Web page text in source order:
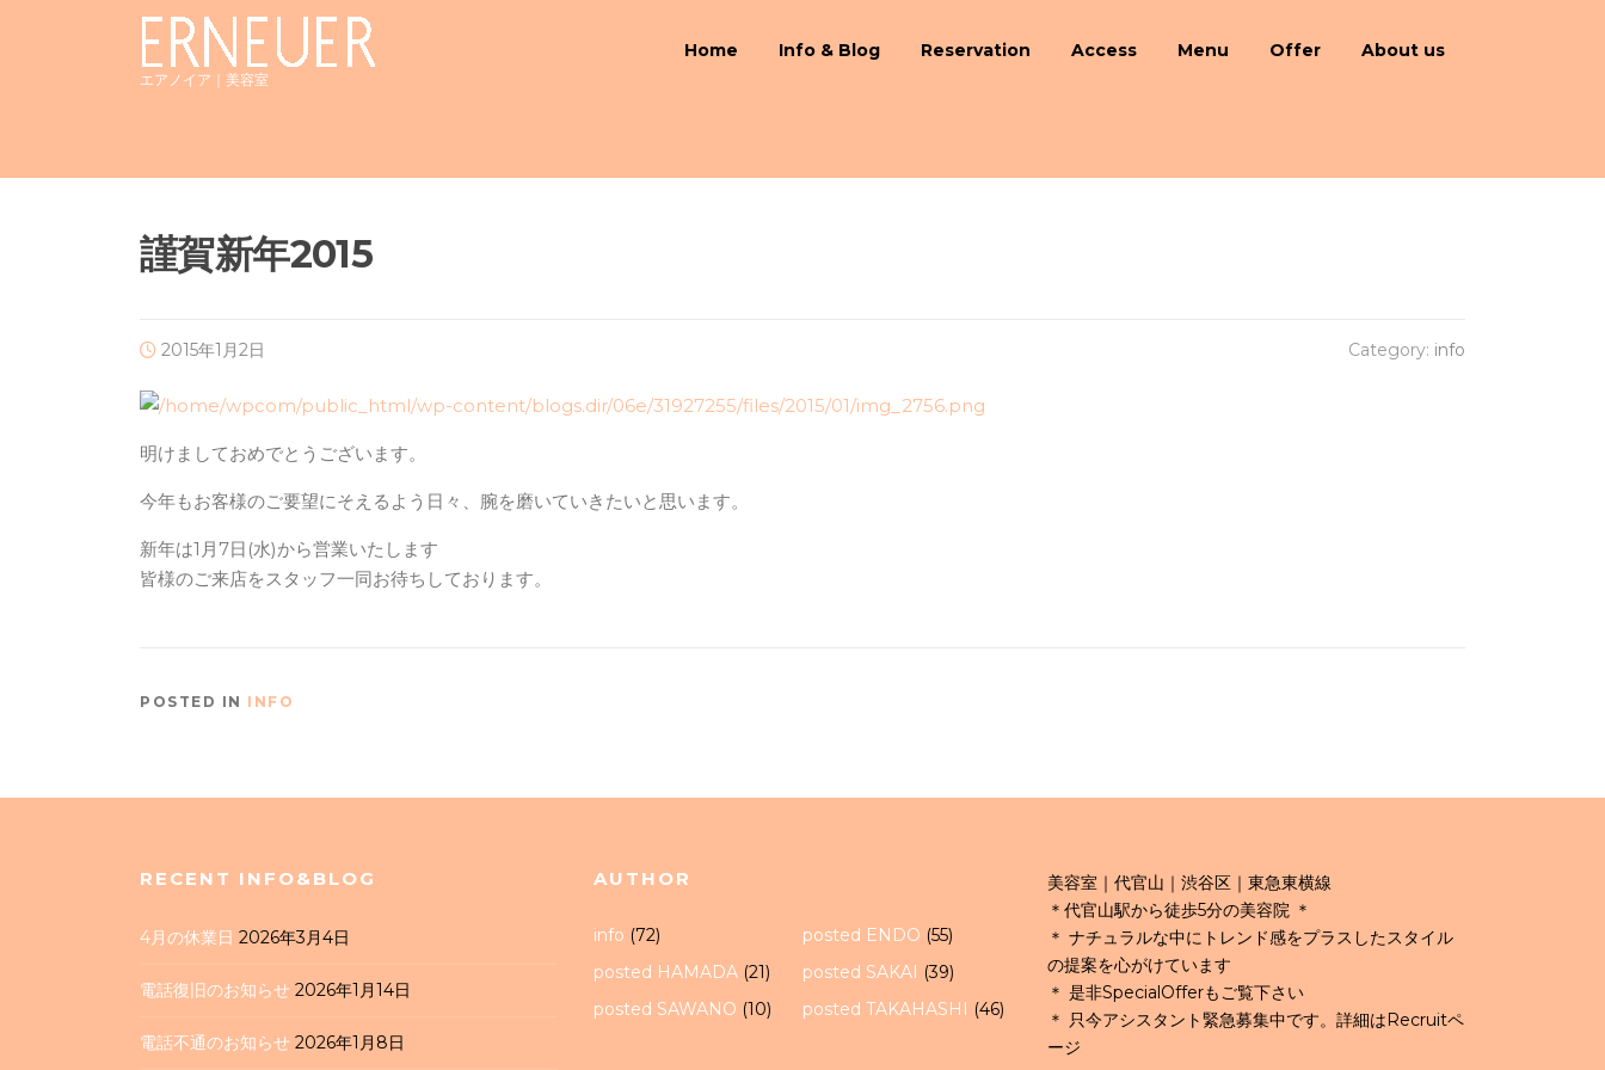
エアノイア｜美容室
Home Info & Blog Reservation Access Menu Offer About us
謹賀新年2015
2015年1月2日 Category: info
明けましておめでとうございます。
今年もお客様のご要望にそえるよう日々、腕を磨いていきたいと思います。
新年は1月7日(水)から営業いたします
皆様のご来店をスタッフ一同お待ちしております。
POSTED IN INFO
RECENT INFO&BLOG
4月の休業日 2026年3月4日
電話復旧のお知らせ 2026年1月14日
電話不通のお知らせ 2026年1月8日
AUTHOR
info (72) posted ENDO (55)
posted HAMADA (21) posted SAKAI (39)
posted SAWANO (10) posted TAKAHASHI (46)
美容室｜代官山｜渋谷区｜東急東横線
＊代官山駅から徒歩5分の美容院 ＊
＊ ナチュラルな中にトレンド感をプラスしたスタイル
の提案を心がけています
＊ 是非SpecialOfferもご覧下さい
＊ 只今アシスタント緊急募集中です。詳細はRecruitペ
ージ